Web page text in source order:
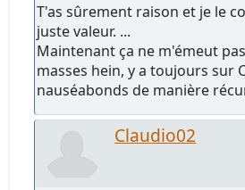
T'as sûrement raison et je le
juste valeur. ...
Maintenant ça ne m'émeut
masses hein, y a toujours sur
nauséabonds de manière
Claudio02